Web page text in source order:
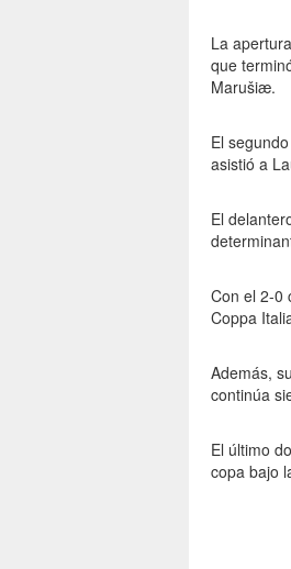
La
que
Marušiæ.
El
asistió a
El
Con el 2-0
Coppa
Además,
continúa
El último
copa bajo